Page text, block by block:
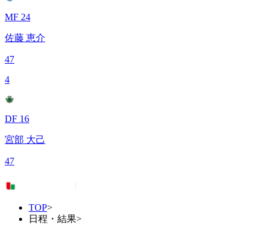
MF 24
佐藤 恵介
47
4
DF 16
宮部 大己
47
TOP>
日程・結果>